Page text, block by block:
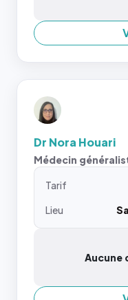
Dr Nora Houari
Médecin
Tarif
Lieu
Aucune